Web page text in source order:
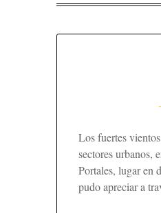
Los fuertes
sectores urbanos,
Portales, lugar en
pudo apreciar a